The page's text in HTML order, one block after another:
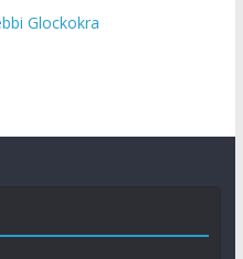
Glockokra